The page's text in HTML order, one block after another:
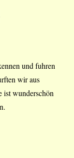
und fuhren
wir aus
ist wunderschön